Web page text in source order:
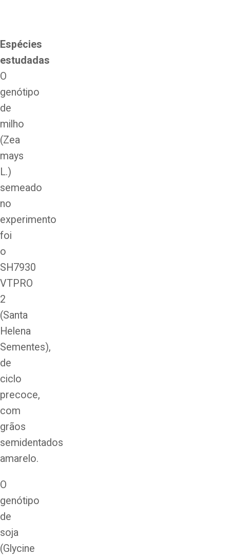
Espécies
estudadas
O
genótipo
de
milho
(Zea
mays
L.)
semeado
no
experimento
foi
o
SH7930
VTPRO
2
(Santa
Helena
Sementes),
de
ciclo
precoce,
com
grãos
semidentados
amarelo.
O
genótipo
de
soja
(Glycine